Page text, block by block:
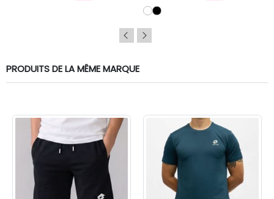
PRODUITS DE LA MÊME MARQUE